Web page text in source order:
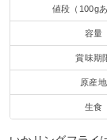
値段（100gあ
容量
賞味期
原産地
生食